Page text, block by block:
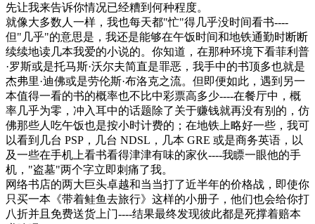
先让我来告诉你情况已经糟到何种程度。
就像大多数人一样，我也每天都"忙"得几乎没时间看书----
但"几乎"的意思是，我还是能够在午饭时间和地铁通勤时断断
续续地读几本我爱的小说的。你知道，在那种环境下看菲利普
·罗斯或是托马斯·沃尔夫简直是罪恶，我手中的书顶多也就是
杰弗里·迪佛或是劳伦斯·布洛克之流。但即便如此，遇到另一
本值得一看的书的概率也不比中彩票高多少----在餐厅中，概
率几乎为零，冲入耳中的话题除了关于赚钱就再没有别的，仿
佛那些人吃午饭也是按小时计费的；在地铁上略好一些，我可
以看到几台 PSP，几台 NDSL，几本 GRE 或是商务英语，以
及一些在手机上看书看得津津有味的家伙----我瞟一眼他的手
机，"盗墓"两个字立即刺痛了我。
网络书店的两大巨头卓越和当当打了近半年的价格战，即使你
只买一本《带着鲑鱼去旅行》这样的小册子，他们也会给你打
八折并且免费送货上门----结果最终发现彼此都是死撑着赔本